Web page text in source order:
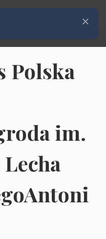
Polska
im.
Zamknij